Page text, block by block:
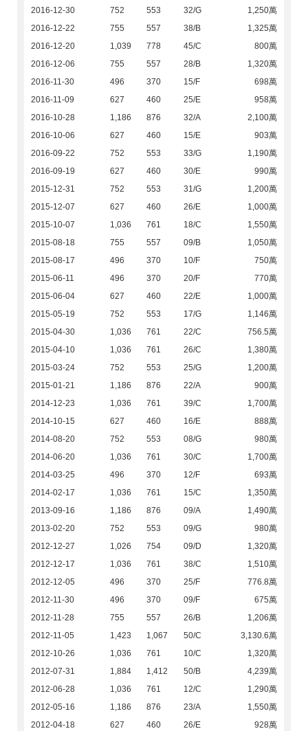
2016-12-30
752 553 32/G
1,250萬
2016-12-22
755 557 38/B
1,325萬
2016-12-20
1,039 778 45/C
800萬
2016-12-06
755 557 28/B
1,320萬
2016-11-30
496 370 15/F
698萬
2016-11-09
627 460 25/E
958萬
2016-10-28
1,186 876 32/A
2,100萬
2016-10-06
627 460 15/E
903萬
2016-09-22
752 553 33/G
1,190萬
2016-09-19
627 460 30/E
990萬
2015-12-31
752 553 31/G
1,200萬
2015-12-07
627 460 26/E
1,000萬
2015-10-07
1,036 761 18/C
1,550萬
2015-08-18
755 557 09/B
1,050萬
2015-08-17
496 370 10/F
750萬
2015-06-11
496 370 20/F
770萬
2015-06-04
627 460 22/E
1,000萬
2015-05-19
752 553 17/G
1,146萬
2015-04-30
1,036 761 22/C
756.5萬
2015-04-10
1,036 761 26/C
1,380萬
2015-03-24
752 553 25/G
1,200萬
2015-01-21
1,186 876 22/A
900萬
2014-12-23
1,036 761 39/C
1,700萬
2014-10-15
627 460 16/E
888萬
2014-08-20
752 553 08/G
980萬
2014-06-20
1,036 761 30/C
1,700萬
2014-03-25
496 370 12/F
693萬
2014-02-17
1,036 761 15/C
1,350萬
2013-09-16
1,186 876 09/A
1,490萬
2013-02-20
752 553 09/G
980萬
2012-12-27
1,026 754 09/D
1,320萬
2012-12-17
1,036 761 38/C
1,510萬
2012-12-05
496 370 25/F
776.8萬
2012-11-30
496 370 09/F
675萬
2012-11-28
755 557 26/B
1,206萬
2012-11-05
1,423 1,067 50/C
3,130.6萬
2012-10-26
1,036 761 10/C
1,320萬
2012-07-31
1,884 1,412 50/B
4,239萬
2012-06-28
1,036 761 12/C
1,290萬
2012-05-16
1,186 876 23/A
1,550萬
2012-04-18
627 460 26/E
928萬